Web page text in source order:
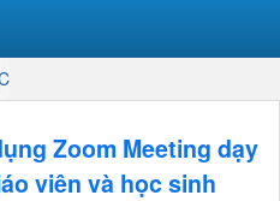
Zoom Meeting dạy
viên và học sinh